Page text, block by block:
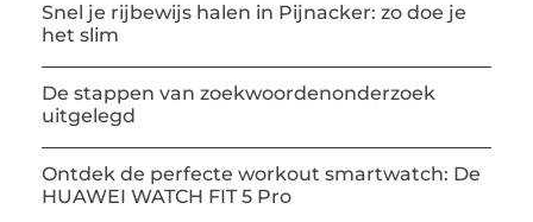
Snel je rijbewijs halen in Pijnacker: zo doe je
het slim
De stappen van zoekwoordenonderzoek
uitgelegd
Ontdek de perfecte workout smartwatch: De
HUAWEI WATCH FIT 5 Pro